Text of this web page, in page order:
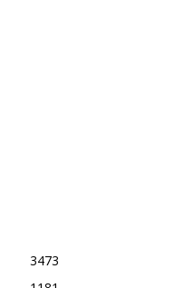
3473